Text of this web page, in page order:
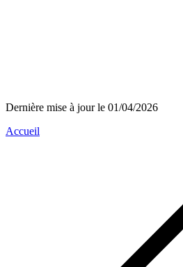
Dernière mise à jour le 01/04/2026
Accueil